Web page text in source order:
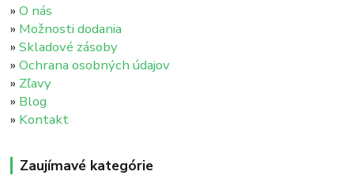
»O nás
» Možnosti dodania
»Skladové zásoby
»Ochrana osobných údajov
» Zľavy
» Blog
» Kontakt
Zaujímavé kategórie